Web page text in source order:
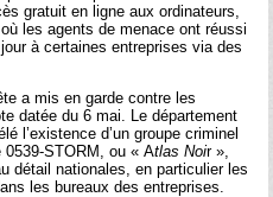
gratuit en ligne aux ordinateurs,
les agents de menace ont réussi
à certaines entreprises via des
a mis en garde contre les
datée du 6 mai. Le département
l’existence d’un groupe criminel
0539-STORM, ou « Atlas Noir »,
détail nationales, en particulier les
les bureaux des entreprises.